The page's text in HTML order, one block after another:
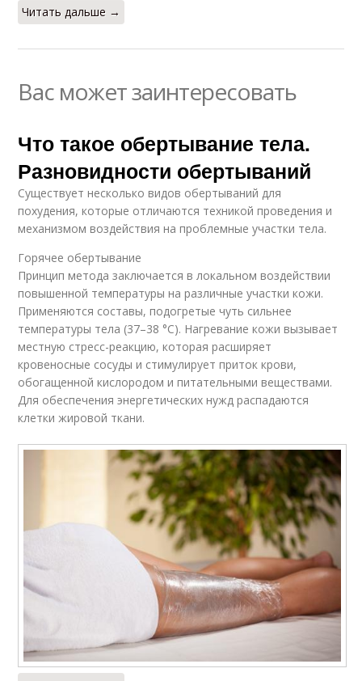
Читать дальше →
Вас может заинтересовать
Что такое обертывание тела.
Разновидности обертываний
Существует несколько видов обертываний для
похудения, которые отличаются техникой проведения и
механизмом воздействия на проблемные участки тела.
Горячее обертывание
Принцип метода заключается в локальном воздействии
повышенной температуры на различные участки кожи.
Применяются составы, подогретые чуть сильнее
температуры тела (37–38 °С). Нагревание кожи вызывает
местную стресс-реакцию, которая расширяет
кровеносные сосуды и стимулирует приток крови,
обогащенной кислородом и питательными веществами.
Для обеспечения энергетических нужд распадаются
клетки жировой ткани.